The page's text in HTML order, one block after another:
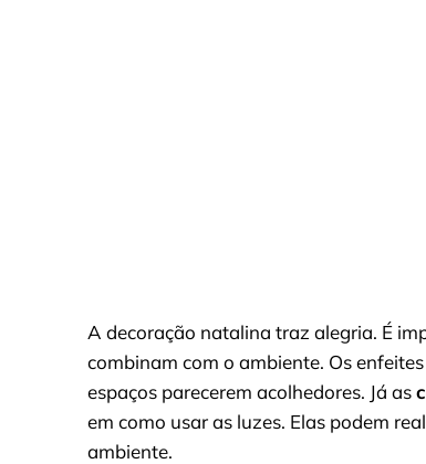
A decoração natalina traz alegria. É
combinam com o ambiente. Os
espaços parecerem acolhedores. Já as
em como usar as luzes. Elas podem
ambiente.